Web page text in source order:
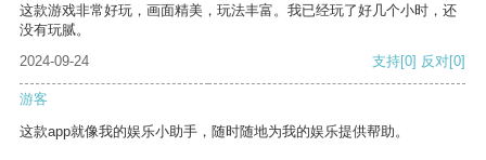
这款游戏非常好玩，画面精美，玩法丰富。我已经玩了好几个小时，还
没有玩腻。
2024-09-24
支持[0] 反对[0]
游客
这款app就像我的娱乐小助手，随时随地为我的娱乐提供帮助。